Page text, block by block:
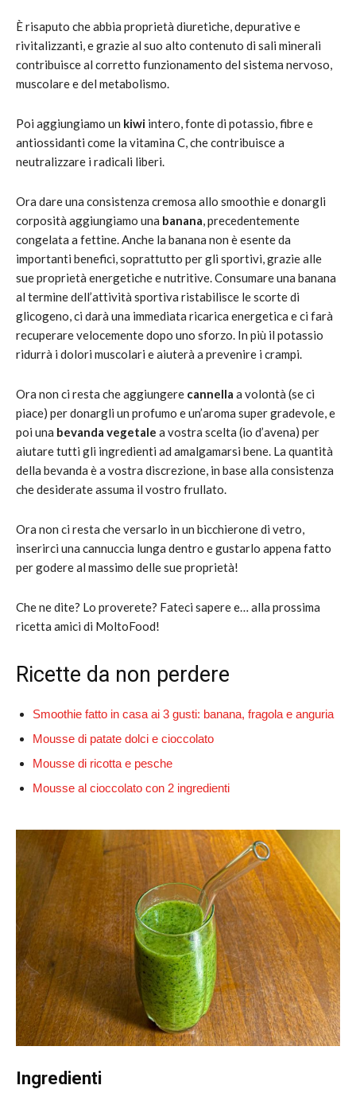
È risaputo che abbia proprietà diuretiche, depurative e
rivitalizzanti, e grazie al suo alto contenuto di sali minerali
contribuisce al corretto funzionamento del sistema nervoso,
muscolare e del metabolismo.
Poi aggiungiamo un kiwi intero, fonte di potassio, fibre e
antiossidanti come la vitamina C, che contribuisce a
neutralizzare i radicali liberi.
Ora dare una consistenza cremosa allo smoothie e donargli
corposità aggiungiamo una banana, precedentemente
congelata a fettine. Anche la banana non è esente da
importanti benefici, soprattutto per gli sportivi, grazie alle
sue proprietà energetiche e nutritive. Consumare una banana
al termine dell’attività sportiva ristabilisce le scorte di
glicogeno, ci darà una immediata ricarica energetica e ci farà
recuperare velocemente dopo uno sforzo. In più il potassio
ridurrà i dolori muscolari e aiuterà a prevenire i crampi.
Ora non ci resta che aggiungere cannella a volontà (se ci
piace) per donargli un profumo e un’aroma super gradevole, e
poi una bevanda vegetale a vostra scelta (io d’avena) per
aiutare tutti gli ingredienti ad amalgamarsi bene. La quantità
della bevanda è a vostra discrezione, in base alla consistenza
che desiderate assuma il vostro frullato.
Ora non ci resta che versarlo in un bicchierone di vetro,
inserirci una cannuccia lunga dentro e gustarlo appena fatto
per godere al massimo delle sue proprietà!
Che ne dite? Lo proverete? Fateci sapere e… alla prossima
ricetta amici di MoltoFood!
Ricette da non perdere
Smoothie fatto in casa ai 3 gusti: banana, fragola e anguria
Mousse di patate dolci e cioccolato
Mousse di ricotta e pesche
Mousse al cioccolato con 2 ingredienti
Ingredienti